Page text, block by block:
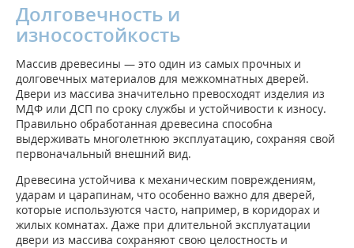
Долговечность и
износостойкость
Массив древесины — это один из самых прочных и
долговечных материалов для межкомнатных дверей.
Двери из массива значительно превосходят изделия из
МДФ или ДСП по сроку службы и устойчивости к износу.
Правильно обработанная древесина способна
выдерживать многолетнюю эксплуатацию, сохраняя свой
первоначальный внешний вид.
Древесина устойчива к механическим повреждениям,
ударам и царапинам, что особенно важно для дверей,
которые используются часто, например, в коридорах и
жилых комнатах. Даже при длительной эксплуатации
двери из массива сохраняют свою целостность и